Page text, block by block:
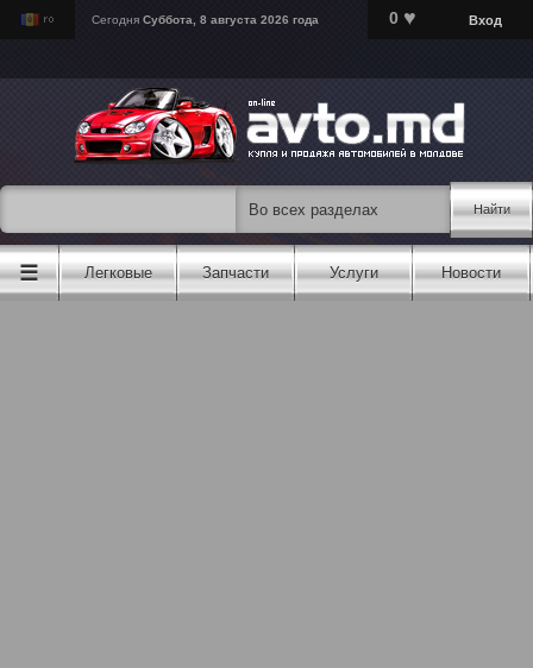
Сегодня Суббота, 8 августа 2026 года 0 ♥ Вход
Найти
☰ Легковые Запчасти Услуги Новости